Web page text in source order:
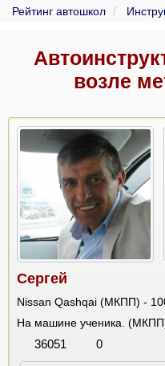
Рейтинг автошкол
возле
Сергей
Nissan Qashqai (МКПП) -
На машине ученика.
36051 0